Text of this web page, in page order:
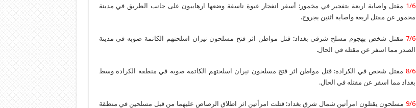
1/6 مقتل واصابة اربعة بتفجير في مخمور: أسفر انفجار عبوة ناسفة وضعها ارهابيون على جانب الطريق في مدينة
مخمور عن مقتل اربعة واصابة اثنين بجروح.
7/6 مقتل شخص بهجوم مسلح شرقي بغداد: قتل مواطن اثر فتح مسلحون نيران اسلحتهم الكاتمة صوبه في مدينة
الصدر مما اسفر عن مقتله في الحال.
8/6 مقتل شخص في الكرادة: قتل مواطن اثر فتح مسلحون نيران اسلحتهم الكاتمة صوبه في منطقة الكرادة وسط
بغداد مما اسفر عن مقتله في الحال.
9/6 مسلحون يقتلون امرأتين شمال شرق بغداد: قتلت امرأتين اثر اطلاق الرصاص عليهما من قبل مسلحين في منطقة